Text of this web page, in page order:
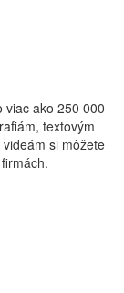
viac ako 250 000
textovým
si môžete